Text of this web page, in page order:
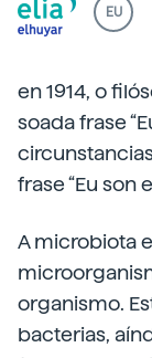
EU
en 1914, o
soada frase
frase “Eu son
A microbiota
organismo.
bacterias,